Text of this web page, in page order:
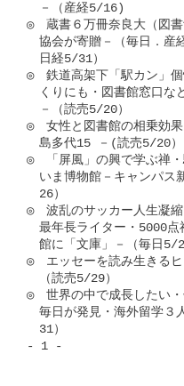
－（産経5/16)
◎　蔵書６万冊奈良大（図
協会が寄贈－（毎日．産
日経5/31）
◎　鉄道高架下「駅カン」
くりにも・図書館窓口な
－（読売5/20）
◎　女性と図書館の相乗効
島多代15 －(読売5/20）
◎　「屏風」の興で学ぶ禅
いま博物館－キャンパス
26）
◎　波乱のサッカー人生凝
最年長ライター・5000点
館に「文庫」－（毎日5/
◎　エッセーを読み生きる
（読売5/29）
◎　世界の中で成長したい
毎日が発見・海外留学３
31）
- 1 -